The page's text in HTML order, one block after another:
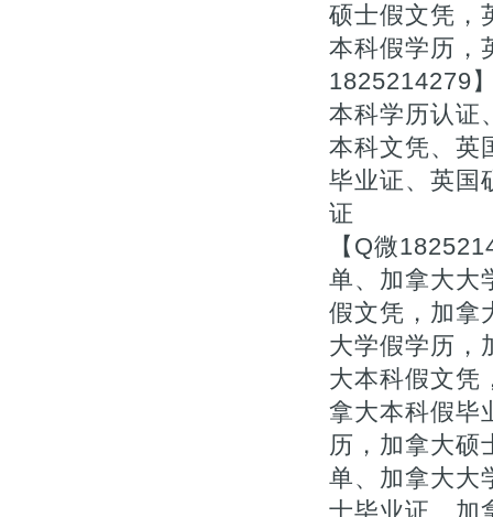
硕士假文凭，
本科假学历，
1825214279
本科学历认证
本科文凭、英
毕业证、英国
证
【Q微
单、加拿大大
假文凭，加拿
大学假学历，
大本科假文凭
拿大本科假毕
历，加拿大硕
单、加拿大大
士毕业证、加